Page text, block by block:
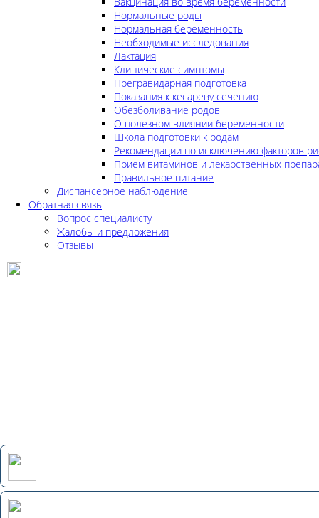
Нормальные роды
Нормальная беременность
Необходимые исследования
Лактация
Клинические симптомы
Прегравидарная подготовка
Показания к кесареву сечению
Обезболивание родов
О полезном влиянии беременности
Школа подготовки к родам
Рекомендации по исключению факторов
Прием витаминов и лекарственных
Правильное питание
Диспансерное наблюдение
Обратная связь
Вопрос специалисту
Жалобы и предложения
Отзывы